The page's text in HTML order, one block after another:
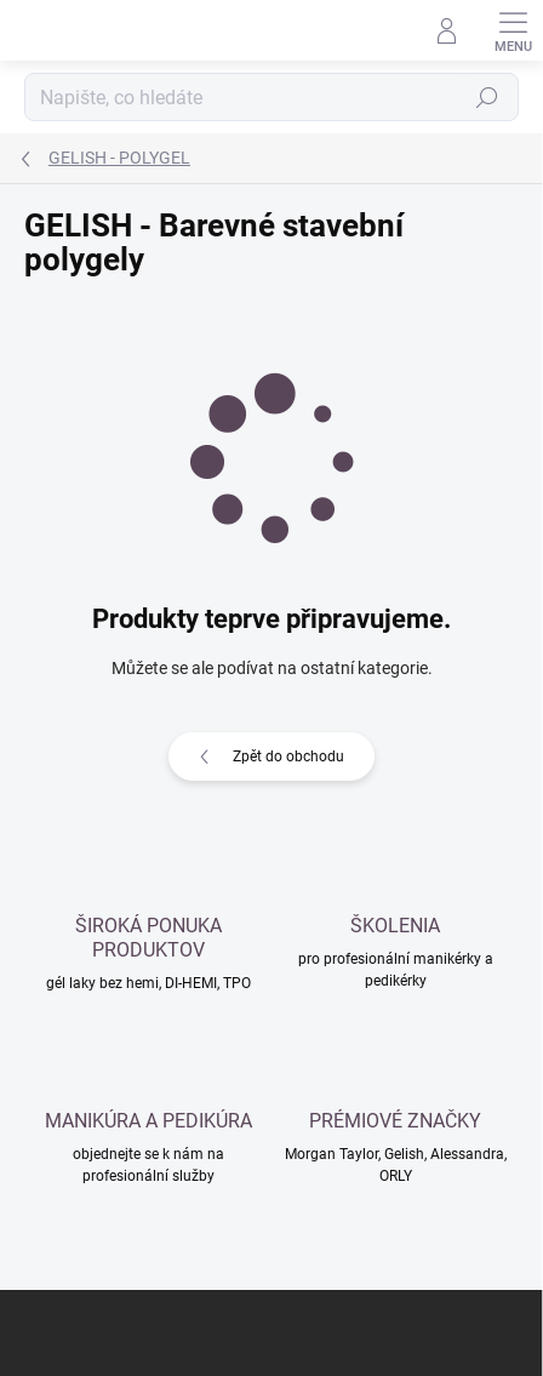
Hledat
GELISH - POLYGEL
GELISH - Barevné stavební
polygely
Produkty teprve připravujeme.
Můžete se ale podívat na ostatní kategorie.
Zpět do obchodu
ŠIROKÁ PONUKA
PRODUKTOV
gél laky bez hemi, DI-HEMI, TPO
ŠKOLENIA
pro profesionální manikérky a
pedikérky
MANIKÚRA A PEDIKÚRA
objednejte se k nám na
profesionální služby
PRÉMIOVÉ ZNAČKY
Morgan Taylor, Gelish, Alessandra,
ORLY